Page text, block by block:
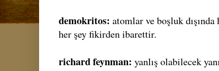
demokritos: atomlar ve boşluk
her şey fikirden ibarettir.
richard feynman: yanlış olabilecek